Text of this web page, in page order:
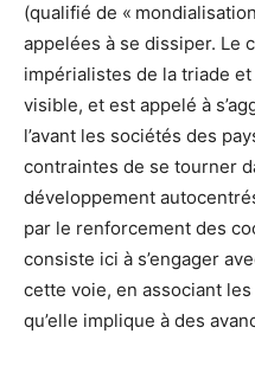
(qualifié de «
appelées à se dissiper. Le
impérialistes de la triade
visible, et est appelé à
l’avant les sociétés des
contraintes de se tourner
développement
par le renforcement des
consiste ici à s’engager
cette voie, en associant
qu’elle implique à des